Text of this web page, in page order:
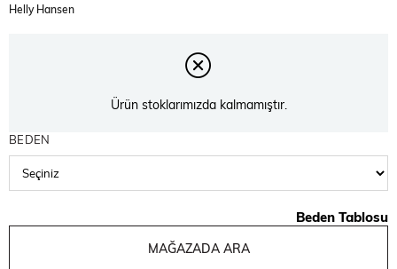
Helly Hansen
Ürün stoklarımızda kalmamıştır.
BEDEN
Beden Tablosu
MAĞAZADA ARA